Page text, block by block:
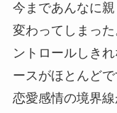
今まであんなに
変わってしまっ
ントロールしき
ースがほとんど
恋愛感情の境界